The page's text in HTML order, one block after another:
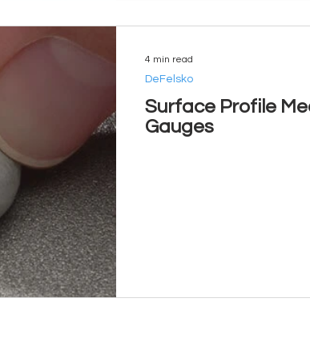
Surface Profile
Gauges
DeFelsko
4 min read